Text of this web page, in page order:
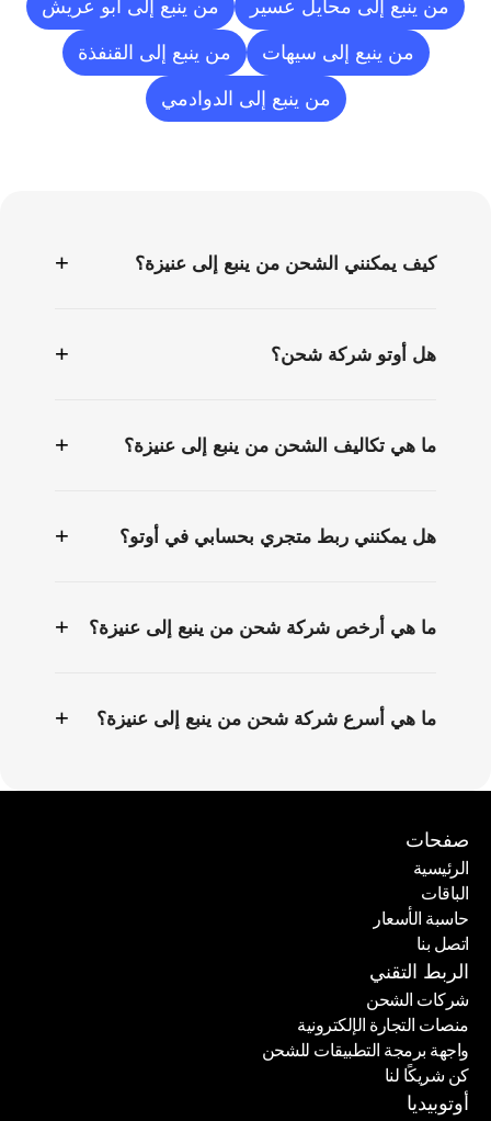
من ينبع إلى محايل عسير من ينبع إلى أبو عريش
من ينبع إلى سيهات من ينبع إلى القنفذة
من ينبع إلى الدوادمي
كيف يمكنني الشحن من ينبع إلى عنيزة؟ +
هل أوتو شركة شحن؟ +
ما هي تكاليف الشحن من ينبع إلى عنيزة؟ +
هل يمكنني ربط متجري بحسابي في أوتو؟ +
ما هي أرخص شركة شحن من ينبع إلى عنيزة؟ +
ما هي أسرع شركة شحن من ينبع إلى عنيزة؟ +
صفحات
الرئيسية
الرئيسية
الباقات
الباقات
حاسبة الأسعار
حاسبة الأسعار
اتصل بنا
اتصل بنا
الربط التقني
شركات الشحن
شركات الشحن
منصات التجارة الإلكترونية
منصات التجارة الإلكترونية
واجهة برمجة التطبيقات للشحن
واجهة برمجة التطبيقات للشحن
كن شريكًا لنا
كن شريكًا لنا
أوتوبيديا